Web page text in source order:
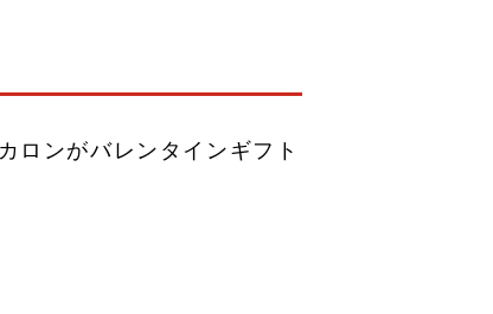
ロンがバレンタインギフト